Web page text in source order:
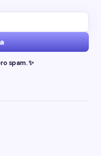
spam. ✨